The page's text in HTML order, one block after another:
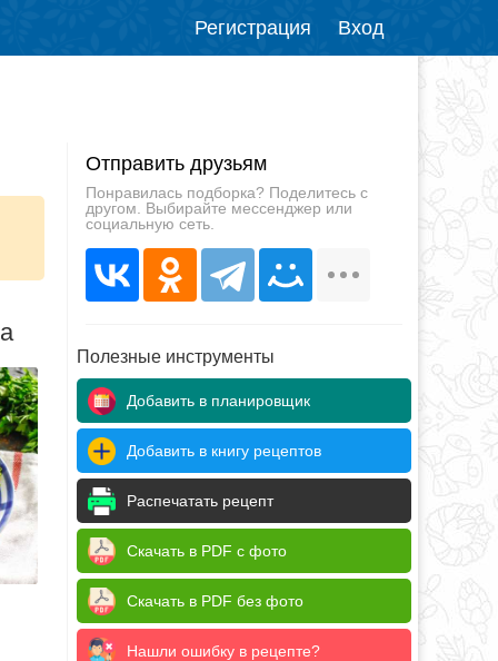
Регистрация Вход
Отправить друзьям
Понравилась подборка? Поделитесь с
другом. Выбирайте мессенджер или
социальную сеть.
Полезные инструменты
Добавить в планировщик
Добавить в книгу рецептов
Распечатать рецепт
Скачать в PDF с фото
Скачать в PDF без фото
Нашли ошибку в рецепте?